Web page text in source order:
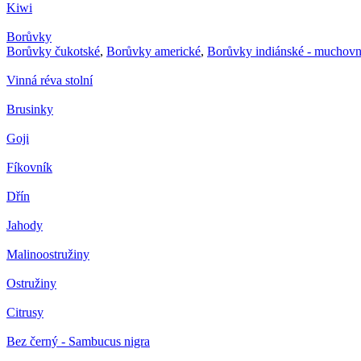
Kiwi
Borůvky
Borůvky čukotské, Borůvky americké, Borůvky indiánské -
Vinná réva stolní
Brusinky
Goji
Fíkovník
Dřín
Jahody
Malinoostružiny
Ostružiny
Citrusy
Bez černý - Sambucus nigra